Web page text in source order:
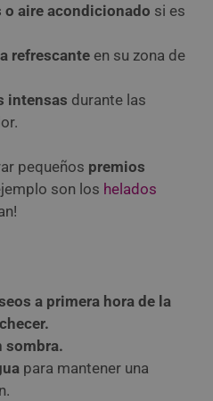
aire acondicionado si es
refrescante en su zona de
intensas durante las
pequeños premios
son los helados
a primera hora de la
sombra.
para mantener una